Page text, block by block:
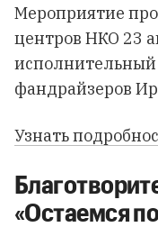
Мероприятие
центров НКО 23
фандрайзеров
Узнать
«Остаемся